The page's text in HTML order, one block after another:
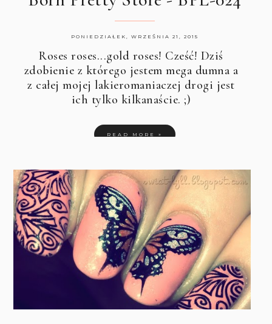
PONIEDZIAŁEK, WRZEŚNIA 21, 2015
Roses roses...gold roses! Cześć! Dziś
zdobienie z którego jestem mega dumna a
z całej mojej lakieromaniaczej drogi jest
ich tylko kilkanaście. ;)
READ MORE »